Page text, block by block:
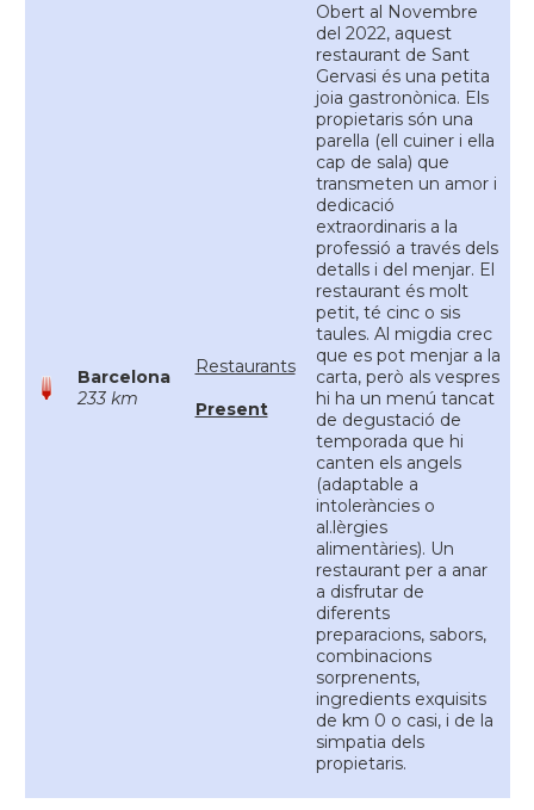
Barcelona
233 km
Restaurants
Present
Obert al Novembre
del 2022, aquest
restaurant de Sant
Gervasi és una petita
joia gastronònica. Els
propietaris són una
parella (ell cuiner i ella
cap de sala) que
transmeten un amor i
dedicació
extraordinaris a la
professió a través dels
detalls i del menjar. El
restaurant és molt
petit, té cinc o sis
taules. Al migdia crec
que es pot menjar a la
carta, però als vespres
hi ha un menú tancat
de degustació de
temporada que hi
canten els angels
(adaptable a
intoleràncies o
al.lèrgies
alimentàries). Un
restaurant per a anar
a disfrutar de
diferents
preparacions, sabors,
combinacions
sorprenents,
ingredients exquisits
de km 0 o casi, i de la
simpatia dels
propietaris.